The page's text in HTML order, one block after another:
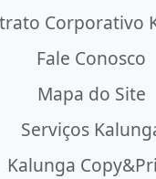
Corporativo
Fale Conosco
Mapa do Site
Serviços
Kalunga